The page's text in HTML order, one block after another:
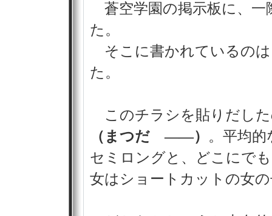
蒼空学園の掲示板に、一
た。
そこに書かれているのは
た。
このチラシを貼りだし
（まつだ ――） 。平均
セミロングと、どこにで
女はショートカットの女